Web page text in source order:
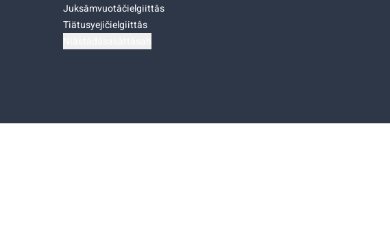
Juksâmvuotâčielgiittâs
Tiätusyejičielgiittâs